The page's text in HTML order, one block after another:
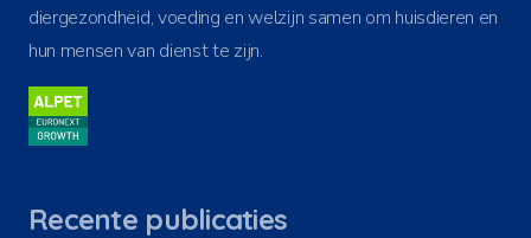
diergezondheid, voeding en welzijn samen om huisdieren en
hun mensen van dienst te zijn.
Recente publicaties